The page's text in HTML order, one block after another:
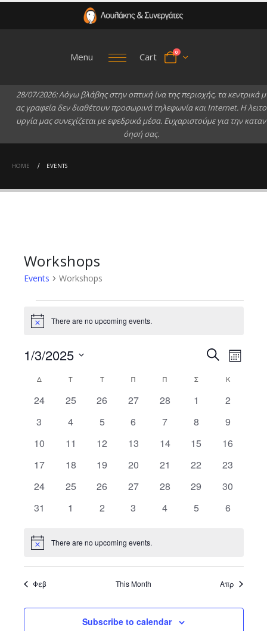
Menu Cart 0
28/07/2026:Λόγω βλάβης στην οπτική ίνα της περιοχής, τα κεντρικά μ
ας γραφεία δεν διαθέτουν προσωρινά τηλεφωνία και Internet. Ηλειτο
υργία μας συνεχίζεται με εφεδρικά μέσα. Ευχαριστούμε για την καταν
όησή σας.
HOME EVENTS
Workshops
Events Workshops
Events
Notice There are no upcoming events.
Events
Search
and
Views
SearchEvent
Month
1/3/2025
date.
Calendar
of
Δ ΔΕΥΤΈΡΑΤ ΤΤΕΤΆΡΤΗΠ Π ΠΑΡΑΣΚΕΥΉ
ΣΣΆΒΒΑΤΟΚΚΥΡΙΑΚΉ
0
24
0
25
0
26
0
27
0
28
0
1
0
2
0
3
0
4
0
5
0
6
0
7
0
8
0
9
0
10
0
11
0
12
0
13
0
14
0
15
0
16
0
17
0
18
0
19
0
20
0
21
0
22
0
23
0
24
0
25
0
26
0
27
0
28
0
29
0
30
0
31
0
1
0
2
0
3
0
4
0
5
0
6
Notice There are no upcoming events.
Φεβ This Month Απρ
Subscribe to calendar